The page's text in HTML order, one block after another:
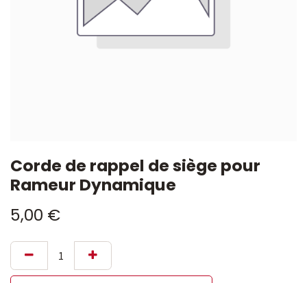
Corde de rappel de siège pour
Rameur Dynamique
5,00 €